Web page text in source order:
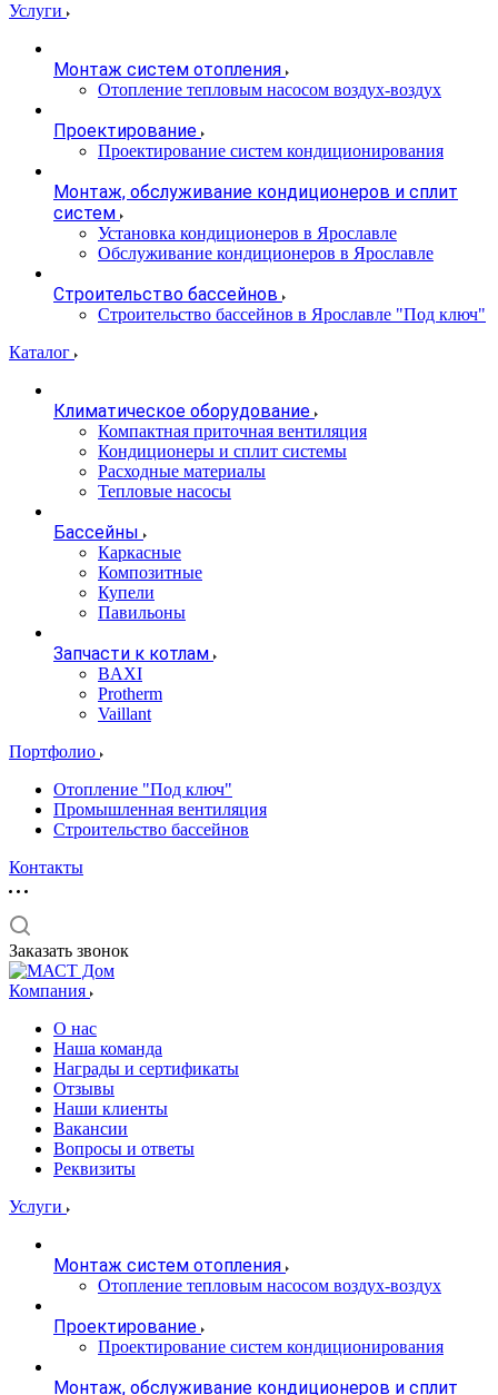
Услуги
Монтаж систем отопления
Отопление тепловым насосом воздух-воздух
Проектирование
Проектирование систем кондиционирования
Монтаж, обслуживание кондиционеров и сплит
систем
Установка кондиционеров в Ярославле
Обслуживание кондиционеров в Ярославле
Строительство бассейнов
Строительство бассейнов в Ярославле "Под ключ"
Каталог
Климатическое оборудование
Компактная приточная вентиляция
Кондиционеры и сплит системы
Расходные материалы
Тепловые насосы
Бассейны
Каркасные
Композитные
Купели
Павильоны
Запчасти к котлам
BAXI
Protherm
Vaillant
Портфолио
Отопление "Под ключ"
Промышленная вентиляция
Строительство бассейнов
Контакты
Заказать звонок
Компания
О нас
Наша команда
Награды и сертификаты
Отзывы
Наши клиенты
Вакансии
Вопросы и ответы
Реквизиты
Услуги
Монтаж систем отопления
Отопление тепловым насосом воздух-воздух
Проектирование
Проектирование систем кондиционирования
Монтаж, обслуживание кондиционеров и сплит